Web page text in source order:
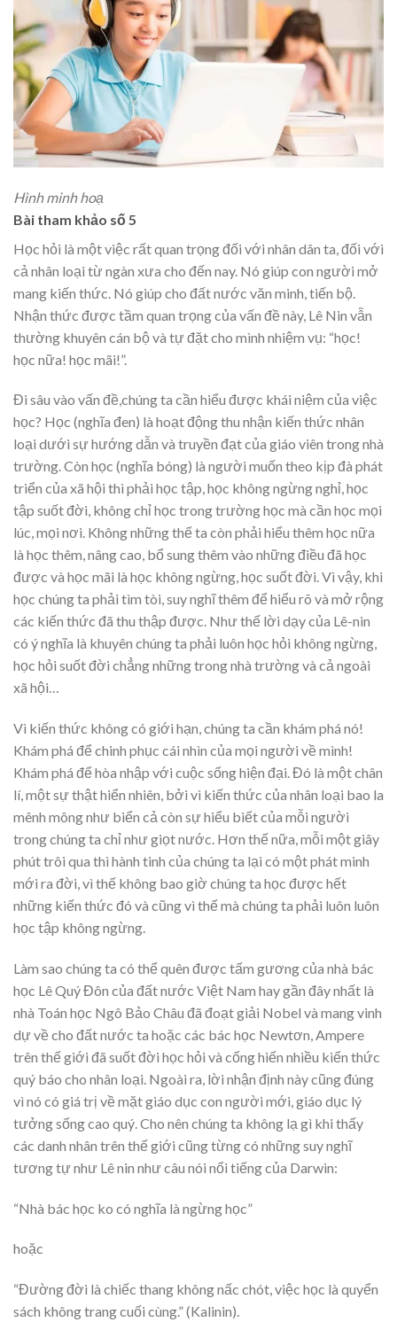
Hình minh hoạ
Bài tham khảo số 5
Học hỏi là một việc rất quan trọng đối với nhân dân ta, đối với
cả nhân loại từ ngàn xưa cho đến nay. Nó giúp con người mở
mang kiến thức. Nó giúp cho đất nước văn minh, tiến bộ.
Nhận thức được tầm quan trọng của vấn đề này, Lê Nin vẫn
thường khuyên cán bộ và tự đặt cho mình nhiệm vụ: “học!
học nữa! học mãi!”.
Đi sâu vào vấn đề,chúng ta cần hiểu được khái niệm của việc
học? Học (nghĩa đen) là hoạt động thu nhận kiến thức nhân
loại dưới sự hướng dẫn và truyền đạt của giáo viên trong nhà
trường. Còn học (nghĩa bóng) là người muốn theo kịp đà phát
triển của xã hội thì phải học tập, học không ngừng nghỉ, học
tập suốt đời, không chỉ học trong trường học mà cần học mọi
lúc, mọi nơi. Không những thế ta còn phải hiểu thêm học nữa
là học thêm, nâng cao, bổ sung thêm vào những điều đã học
được và học mãi là học không ngừng, học suốt đời. Vì vậy, khi
học chúng ta phải tìm tòi, suy nghĩ thêm để hiểu rõ và mở rộng
các kiến thức đã thu thập được. Như thế lời dạy của Lê-nin
có ý nghĩa là khuyên chúng ta phải luôn học hỏi không ngừng,
học hỏi suốt đời chẳng những trong nhà trường và cả ngoài
xã hội…
Vì kiến thức không có giới hạn, chúng ta cần khám phá nó!
Khám phá để chinh phục cái nhìn của mọi người về mình!
Khám phá để hòa nhập với cuộc sống hiện đại. Đó là một chân
lí, một sự thật hiển nhiên, bởi vì kiến thức của nhân loại bao la
mênh mông như biển cả còn sự hiểu biết của mỗi người
trong chúng ta chỉ như giọt nước. Hơn thế nữa, mỗi một giây
phút trôi qua thì hành tinh của chúng ta lại có một phát minh
mới ra đời, vì thế không bao giờ chúng ta học được hết
những kiến thức đó và cũng vì thế mà chúng ta phải luôn luôn
học tập không ngừng.
Làm sao chúng ta có thể quên được tấm gương của nhà bác
học Lê Quý Đôn của đất nước Việt Nam hay gần đây nhất là
nhà Toán học Ngô Bảo Châu đã đoạt giải Nobel và mang vinh
dự về cho đất nước ta hoặc các bác học Newtơn, Ampere
trên thế giới đã suốt đời học hỏi và cống hiến nhiều kiến thức
quý báo cho nhân loại. Ngoài ra, lời nhận định này cũng đúng
vì nó có giá trị về mặt giáo dục con người mới, giáo dục lý
tưởng sống cao quý. Cho nên chúng ta không lạ gì khi thấy
các danh nhân trên thế giới cũng từng có những suy nghĩ
tương tự như Lê nin như câu nói nổi tiếng của Darwin:
“Nhà bác học ko có nghĩa là ngừng học”
hoặc
“Đường đời là chiếc thang không nấc chót, việc học là quyển
sách không trang cuối cùng.” (Kalinin).